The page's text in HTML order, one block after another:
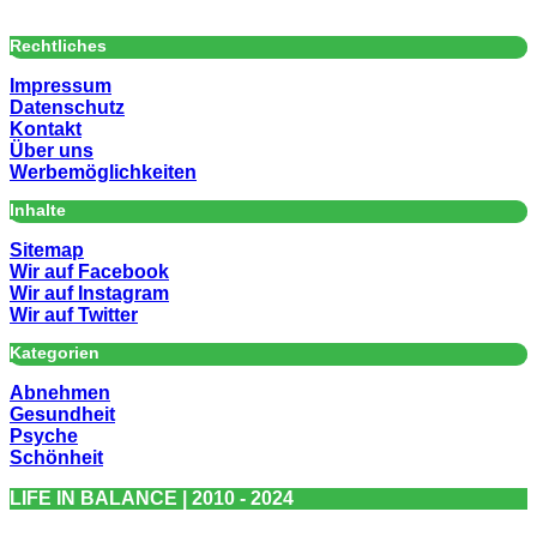
Rechtliches
Impressum
Datenschutz
Kontakt
Über uns
Werbemöglichkeiten
Inhalte
Sitemap
Wir auf Facebook
Wir auf Instagram
Wir auf Twitter
Kategorien
Abnehmen
Gesundheit
Psyche
Schönheit
LIFE IN BALANCE | 2010 - 2024